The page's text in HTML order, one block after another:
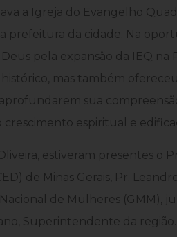
a Igreja do Evangelho
prefeitura da cidade. Na
pela expansão da IEQ na
histórico, mas também
sua
espiritual e
estiveram presentes o
de Minas Gerais, Pr.
de Mulheres (GMM),
Superintendente da